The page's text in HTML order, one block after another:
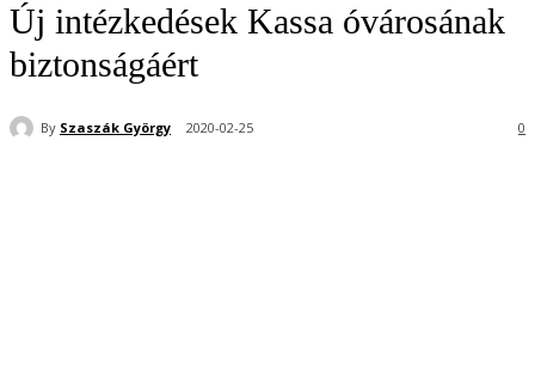
Új intézkedések Kassa óvárosának
biztonságáért
By Szaszák György 2020-02-25 0